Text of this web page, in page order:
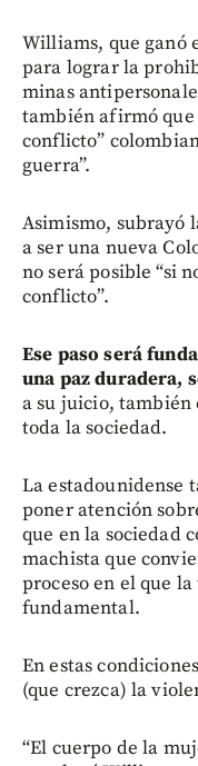
Williams, que ganó
para lograr la
minas
también afirmó que
conflicto”
guerra”.
Asimismo, subrayó
a ser una nueva
no será posible “si
conflicto”.
Ese paso será
una paz duradera,
a su juicio, también
toda la sociedad.
La estadounidense
poner atención
que en la sociedad
machista que
proceso en el que
fundamental.
En estas
(que crezca) la
“El cuerpo de la